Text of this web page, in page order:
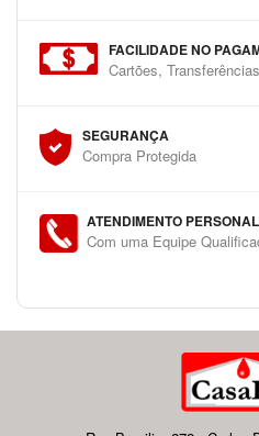
FACILIDADE NO
Cartões,
SEGURANÇA
Compra Protegida
ATENDIMENTO
Com uma Equipe